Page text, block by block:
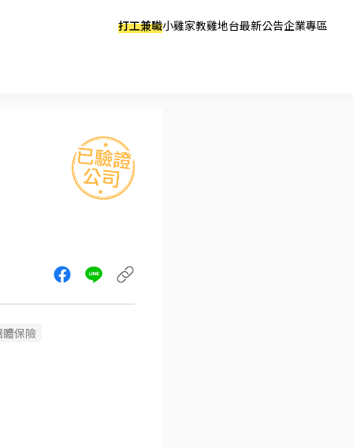
打工兼職小雞家教雞地台最新公告企業專區
體保險